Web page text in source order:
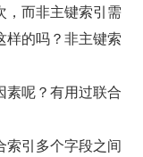
，而非主键索引需
样的吗？非主键索
素呢？有用过联合
索引多个字段之间